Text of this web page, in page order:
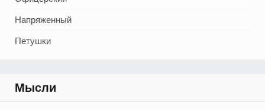
Напряженный
Петушки
Мысли